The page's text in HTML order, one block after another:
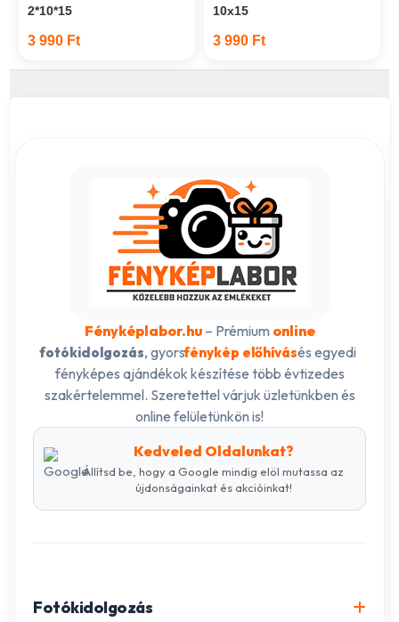
2*10*15
3 990 Ft
10x15
3 990 Ft
Fényképlabor.hu– Prémium online
fotókidolgozás, gyorsfénykép előhívásés egyedi
fényképes ajándékok készítése több évtizedes
szakértelemmel. Szeretettel várjuk üzletünkben és
online felületünkön is!
Kedveled Oldalunkat?
Állítsd be, hogy a Google mindig elöl mutassa az
újdonságainkat és akcióinkat!
Fotókidolgozás